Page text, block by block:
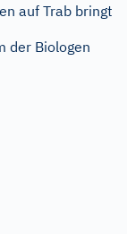
auf Trab bringt
der Biologen